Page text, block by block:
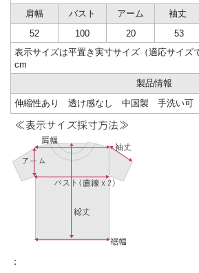
肩幅 バスト アーム 袖丈
52
100 20 53
表示サイズは平置き実寸サイズ（適応サイズ
cm
製品情報
伸縮性あり
透け感なし 中国製 手洗い可
：